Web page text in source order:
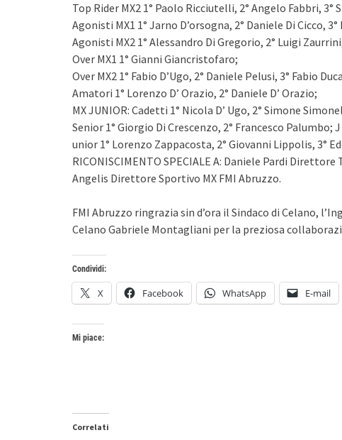
Top Rider MX2 1° Paolo Ricciutelli, 2° Angelo Fabbri, 3°
Agonisti MX1 1° Jarno D’orsogna, 2° Daniele Di Cicco,
Agonisti MX2 1° Alessandro Di Gregorio, 2° Luigi
Over MX1 1° Gianni Giancristofaro;
Over MX2 1° Fabio D’Ugo, 2° Daniele Pelusi, 3° Fabio
Amatori 1° Lorenzo D’ Orazio, 2° Daniele D’ Orazio;
MX JUNIOR: Cadetti 1° Nicola D’ Ugo, 2° Simone
Senior 1° Giorgio Di Crescenzo, 2° Francesco Palumbo; J
unior 1° Lorenzo Zappacosta, 2° Giovanni Lippolis, 3°
RICONISCIMENTO SPECIALE A: Daniele Pardi
Angelis Direttore Sportivo MX FMI Abruzzo.
FMI Abruzzo ringrazia sin d’ora il Sindaco di Celano,
Celano Gabriele Montagliani per la preziosa
Condividi:
X Facebook WhatsApp E-mail
Mi piace:
Correlati